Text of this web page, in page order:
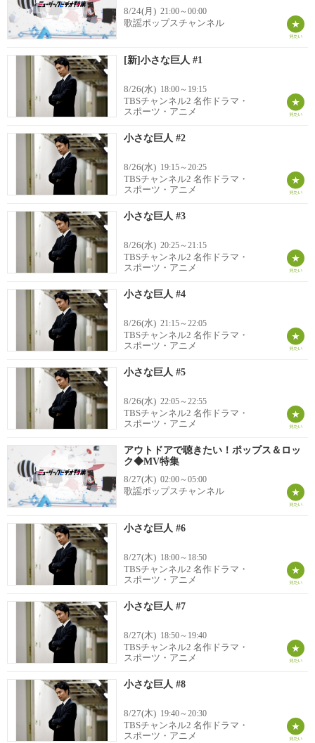
8/24(月) 21:00～00:00
歌謡ポップスチャンネル
[新]小さな巨人 #1
8/26(水) 18:00～19:15
TBSチャンネル2 名作ドラマ・
スポーツ・アニメ
小さな巨人 #2
8/26(水) 19:15～20:25
TBSチャンネル2 名作ドラマ・
スポーツ・アニメ
小さな巨人 #3
8/26(水) 20:25～21:15
TBSチャンネル2 名作ドラマ・
スポーツ・アニメ
小さな巨人 #4
8/26(水) 21:15～22:05
TBSチャンネル2 名作ドラマ・
スポーツ・アニメ
小さな巨人 #5
8/26(水) 22:05～22:55
TBSチャンネル2 名作ドラマ・
スポーツ・アニメ
アウトドアで聴きたい！ポップス＆ロッ
ク◆MV特集
8/27(木) 02:00～05:00
歌謡ポップスチャンネル
小さな巨人 #6
8/27(木) 18:00～18:50
TBSチャンネル2 名作ドラマ・
スポーツ・アニメ
小さな巨人 #7
8/27(木) 18:50～19:40
TBSチャンネル2 名作ドラマ・
スポーツ・アニメ
小さな巨人 #8
8/27(木) 19:40～20:30
TBSチャンネル2 名作ドラマ・
スポーツ・アニメ